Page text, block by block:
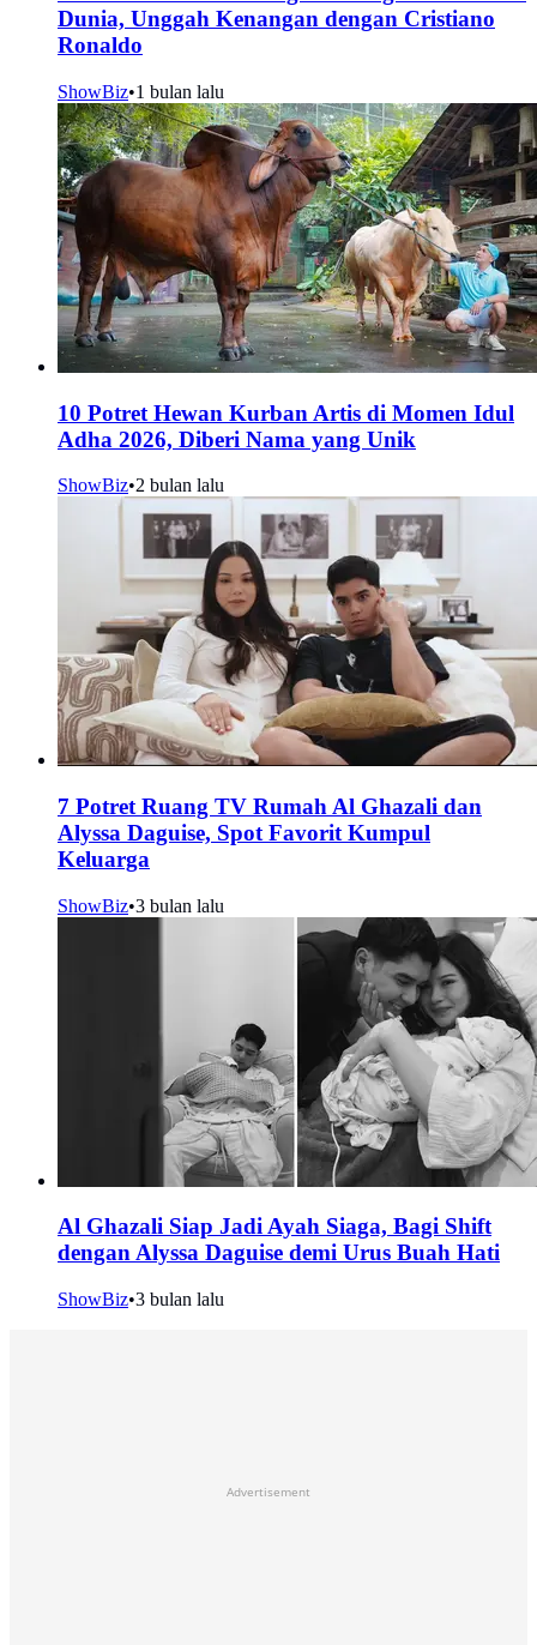
Dunia, Unggah Kenangan dengan Cristiano
Ronaldo
ShowBiz•1 bulan lalu
10 Potret Hewan Kurban Artis di Momen Idul
Adha 2026, Diberi Nama yang Unik
ShowBiz•2 bulan lalu
7 Potret Ruang TV Rumah Al Ghazali dan
Alyssa Daguise, Spot Favorit Kumpul
Keluarga
ShowBiz•3 bulan lalu
Al Ghazali Siap Jadi Ayah Siaga, Bagi Shift
dengan Alyssa Daguise demi Urus Buah Hati
ShowBiz•3 bulan lalu
Advertisement